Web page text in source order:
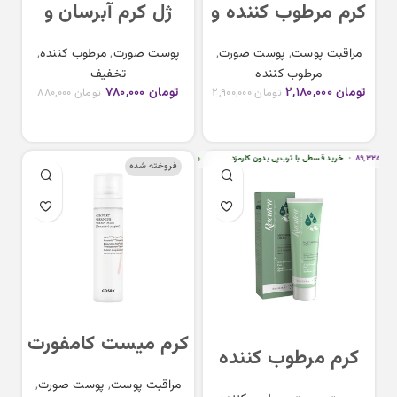
کرم مرطوب کننده و
روشن کننده برنج آیم
فرام I’m from rice
cream
مراقبت پوست, پوست صورت,
مرطوب کننده
۲,۹۰۰,۰۰۰تومان ۲,۱۸۰,۰۰۰تومان
ژل کرم آبرسان و
مرطوب کننده
اورموس مناسب
پوست های چرب و
پوست صورت,مرطوب کننده,
تخفیف
۸۸۰,۰۰۰ تومان ۷۸۰,۰۰۰تومان
هر قسط ۸۹,۳۲۵تومان ۸۹,۳۲۵ • خرید قسطی با ترب‌پی بدون کارمزد
کرم مرطوب کننده
پوست راکوتن مناسب
فروخته شده
کرم میست کامفورت
سرامید کوزارکس
مراقبت پوست, پوست صورت,